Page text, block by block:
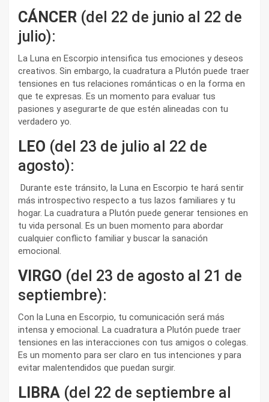
CÁNCER (del 22 de junio al 22 de
julio):
La Luna en Escorpio intensifica tus emociones y deseos
creativos. Sin embargo, la cuadratura a Plutón puede traer
tensiones en tus relaciones románticas o en la forma en
que te expresas. Es un momento para evaluar tus
pasiones y asegurarte de que estén alineadas con tu
verdadero yo.
LEO (del 23 de julio al 22 de
agosto):
Durante este tránsito, la Luna en Escorpio te hará sentir
más introspectivo respecto a tus lazos familiares y tu
hogar. La cuadratura a Plutón puede generar tensiones en
tu vida personal. Es un buen momento para abordar
cualquier conflicto familiar y buscar la sanación
emocional.
VIRGO (del 23 de agosto al 21 de
septiembre):
Con la Luna en Escorpio, tu comunicación será más
intensa y emocional. La cuadratura a Plutón puede traer
tensiones en las interacciones con tus amigos o colegas.
Es un momento para ser claro en tus intenciones y para
evitar malentendidos que puedan surgir.
LIBRA (del 22 de septiembre al